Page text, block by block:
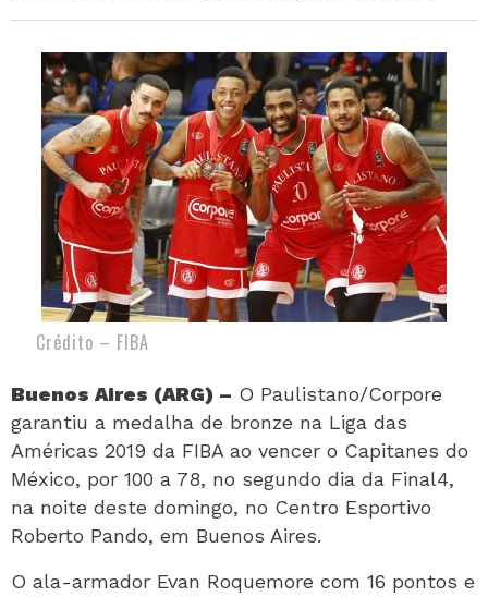
Crédito – FIBA
Buenos Aires (ARG) – O Paulistano/Corpore
garantiu a medalha de bronze na Liga das
Américas 2019 da FIBA ao vencer o Capitanes do
México, por 100 a 78, no segundo dia da Final4,
na noite deste domingo, no Centro Esportivo
Roberto Pando, em Buenos Aires.
O ala-armador Evan Roquemore com 16 pontos e